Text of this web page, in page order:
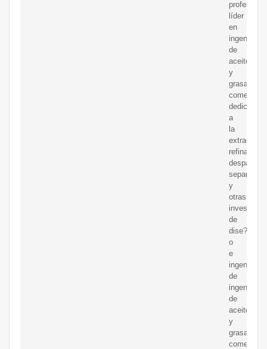
profesional
líder
en
ingeniería
de
aceites
y
grasas
dedicada
a
la
extracción,
refinación,
separación
y
otras
de
dise?
o
e
ingeniería
de
ingeniería
de
aceites
y
grasas